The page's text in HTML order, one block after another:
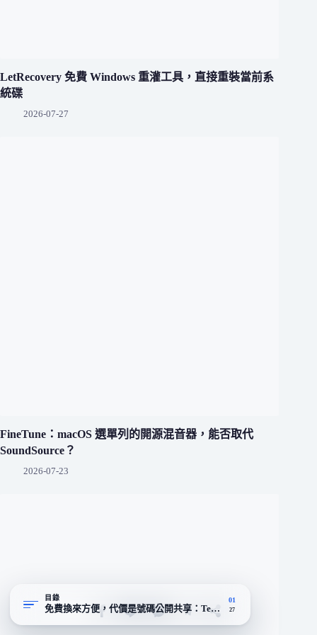
LetRecovery 免費 Windows 重灌工具，直接重裝當前系
統碟
2026-07-27
FineTune：macOS 選單列的開源混音器，能否取代
SoundSource？
2026-07-23
目錄
免費換來方便，代價是號碼公開共享：TempSMSS 的核心取捨
01
27